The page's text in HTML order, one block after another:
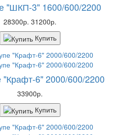
"ШКП-3" 1600/600/2200
28300р. 31200р.
Купить
6" 2000/600/2200
33900р.
Купить